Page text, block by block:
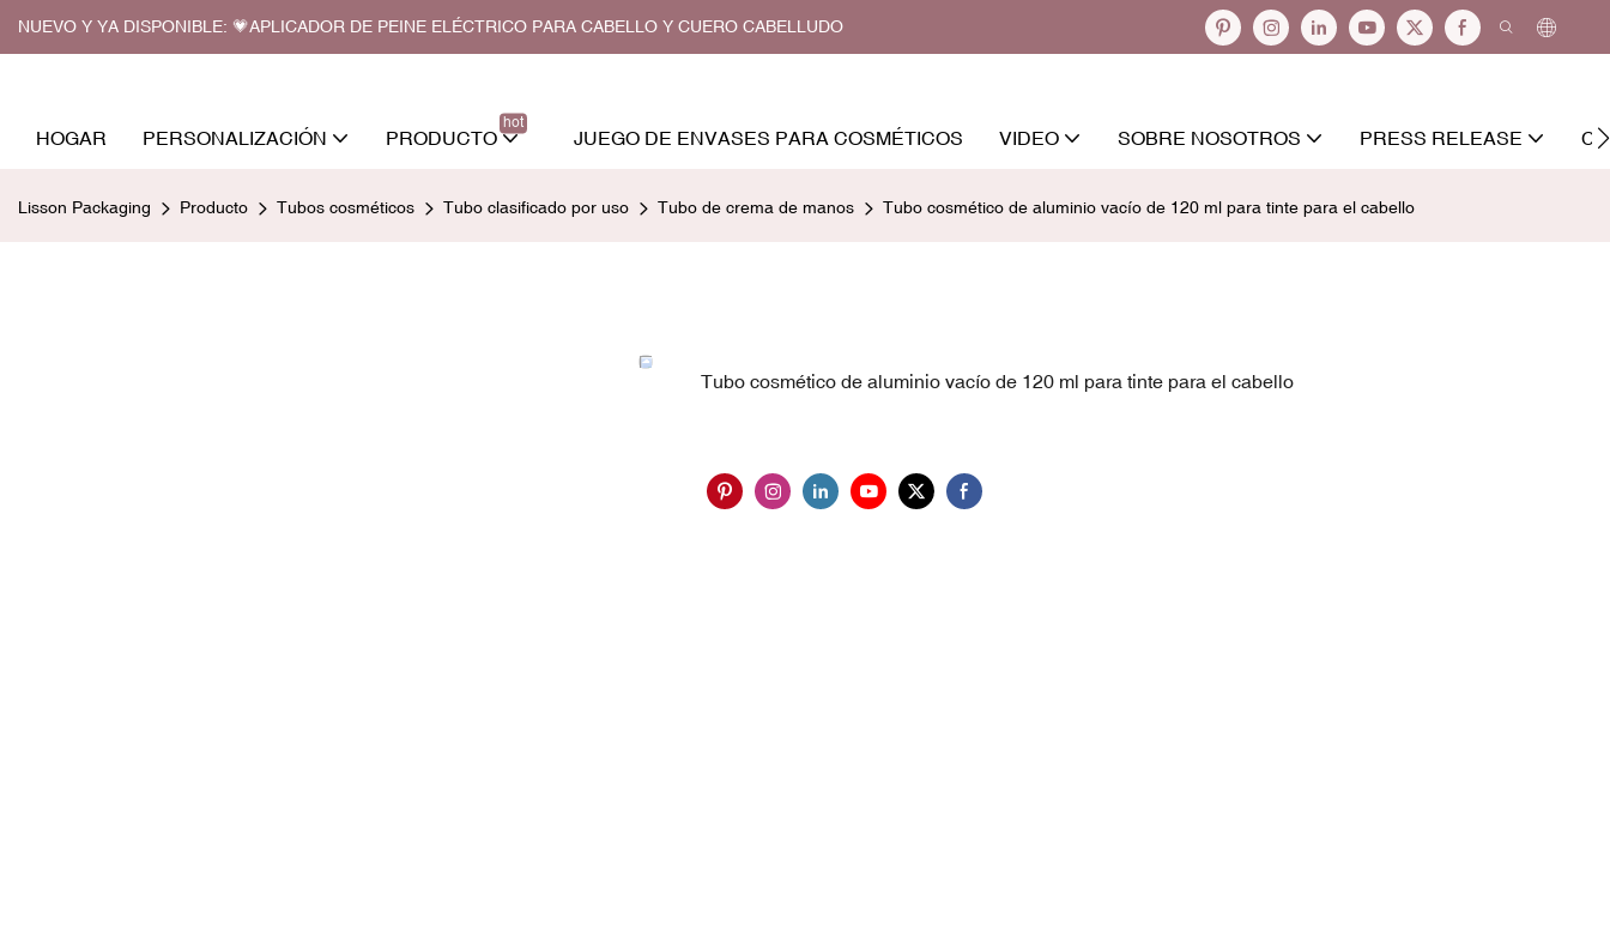
NUEVO Y YA DISPONIBLE: 💗APLICADOR DE PEINE ELÉCTRICO PARA CABELLO Y CUERO CABELLUDO
HOGAR PERSONALIZACIÓN PRODUCTO
hot
JUEGO DE ENVASES PARA COSMÉTICOS VIDEO SOBRE NOSOTROS PRESS RELEASE
Lisson Packaging Producto Tubos cosméticos Tubo clasificado por uso Tubo de crema de manos Tubo cosmético de aluminio vacío de 120 ml para tinte para el cabello
Tubo cosmético de aluminio vacío de 120 ml para tinte para el cabello